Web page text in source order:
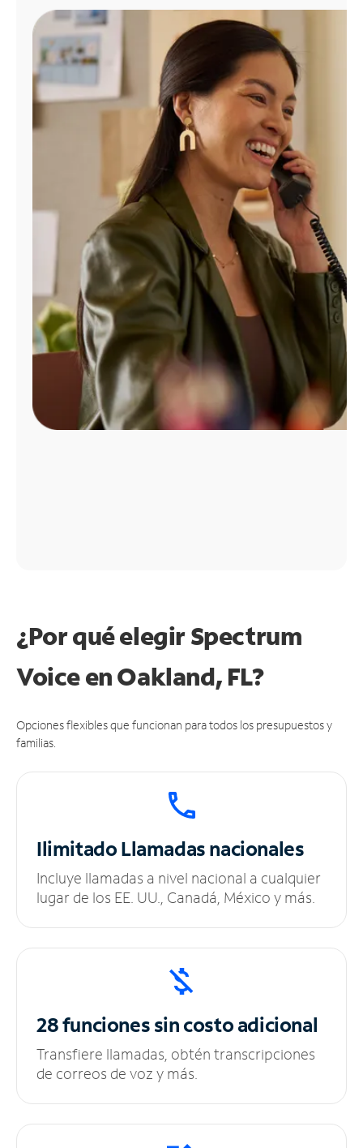
Administrar
cuenta
Encuentra
tienda
¿Por qué elegir Spectrum
Voice en Oakland, FL?
Opciones flexibles que funcionan para todos los presupuestos y
familias.
IlimitadoLlamadas nacionales
Incluye llamadas a nivel nacional a cualquier
lugar de los EE. UU., Canadá, México y más.
28 funciones sincosto adicional
Transfiere llamadas, obtén transcripciones
de correos de voz y más.